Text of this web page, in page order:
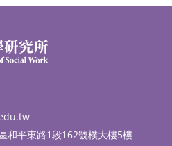
和平東路1段162號樸大樓5樓